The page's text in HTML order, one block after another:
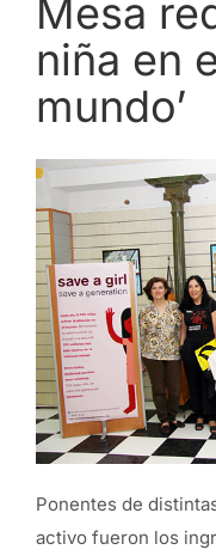
Mesa
niña en
mundo’
Ponentes de
activo fueron los